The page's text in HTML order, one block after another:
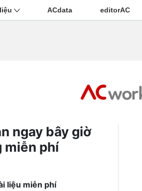
ACdata editorAC
ngay bây giờ
miễn phí
liệu miễn phí